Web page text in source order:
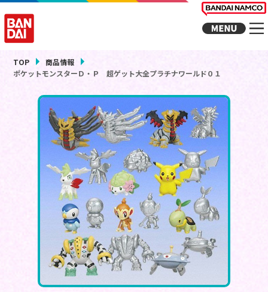
TOP
商品情報
ポケットモンスターＤ・Ｐ 超ゲット大全プラチナワールド０１